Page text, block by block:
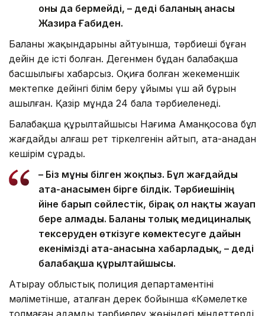
оны да бермейді, – деді баланың анасы
Жазира Ғабиден.
Баланың жақындарының айтуынша, тәрбиеші бұған
дейін де істі болған. Дегенмен бұдан балабақша
басшылығы хабарсыз. Оқиға болған жекеменшік
мектепке дейінгі білім беру ұйымы үш ай бұрын
ашылған. Қазір мұнда 24 бала тәрбиеленеді.
Балабақша құрылтайшысы Нағима Аманқосова бұл
жағдайдың алғаш рет тіркелгенін айтып, ата-анадан
кешірім сұрады.
– Біз мұны білген жоқпыз. Бұл жағдайды
ата-анасымен бірге білдік. Тәрбиешінің
үйіне барып сөйлестік, бірақ ол нақты жауап
бере алмады. Баланы толық медициналық
тексеруден өткізуге көмектесуге дайын
екенімізді ата-анасына хабарладық, – деді
балабақша құрылтайшысы.
Атырау облыстық полиция департаментінің
мәліметінше, аталған дерек бойынша «Кәмелетке
толмаған адамды тәрбиелеу жөніндегі міндеттерді